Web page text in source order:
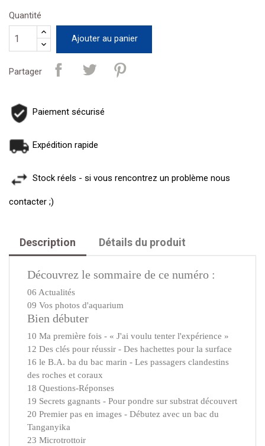
Quantité
Ajouter au panier
Partager
Paiement sécurisé
Expédition rapide
Stock réels - si vous rencontrez un problème nous
contacter ;)
Description Détails du produit
Découvrez le sommaire de ce numéro :
06 Actualités
09 Vos photos d'aquarium
Bien débuter
10 Ma première fois - « J'ai voulu tenter l'expérience »
12 Des clés pour réussir - Des hachettes pour la surface
16 le B.A. ba du bac marin - Les passagers clandestins
des roches et coraux
18 Questions-Réponses
19 Secrets gagnants - Pour pondre sur substrat découvert
20 Premier pas en images - Débutez avec un bac du
Tanganyika
23 Microtrottoir